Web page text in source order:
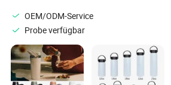
OEM/ODM-Service
Probe verfügbar